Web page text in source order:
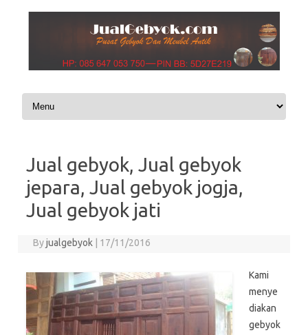
Skip to content
Jual gebyok, Jual gebyok
jepara, Jual gebyok jogja,
Jual gebyok jati
Byjualgebyok 17/11/2016
Kami
menye
diakan
gebyok